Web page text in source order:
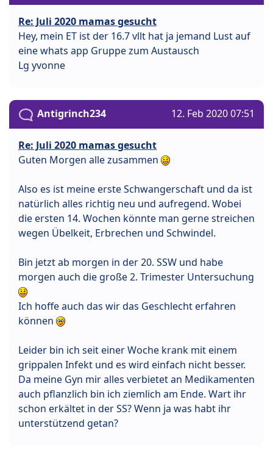
Re: Juli 2020 mamas gesucht
Hey, mein ET ist der 16.7 vllt hat ja jemand Lust auf
eine whats app Gruppe zum Austausch
Lg yvonne
Antigrinch234 12. Feb 2020 07:51
Re: Juli 2020 mamas gesucht
Guten Morgen alle zusammen
Also es ist meine erste Schwangerschaft und da ist
natürlich alles richtig neu und aufregend. Wobei
die ersten 14. Wochen könnte man gerne streichen
wegen Übelkeit, Erbrechen und Schwindel.
Bin jetzt ab morgen in der 20. SSW und habe
morgen auch die große 2. Trimester Untersuchung
Ich hoffe auch das wir das Geschlecht erfahren
können
Leider bin ich seit einer Woche krank mit einem
grippalen Infekt und es wird einfach nicht besser.
Da meine Gyn mir alles verbietet an Medikamenten
auch pflanzlich bin ich ziemlich am Ende. Wart ihr
schon erkältet in der SS? Wenn ja was habt ihr
unterstützend getan?